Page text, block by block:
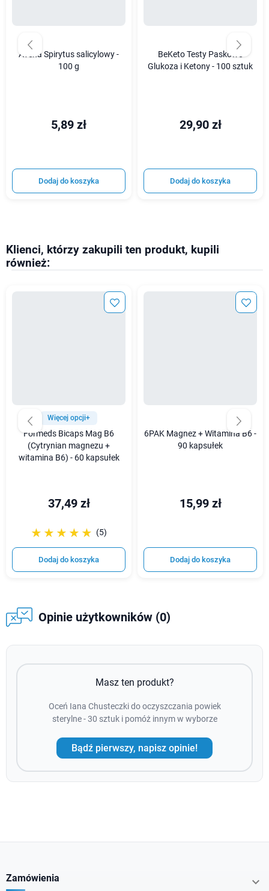
Avena Spirytus salicylowy -
100 g
5,89 zł
Dodaj do koszyka
BeKeto Testy Paskowe
Glukoza i Ketony - 100 sztuk
29,90 zł
Dodaj do koszyka
Klienci, którzy zakupili ten produkt, kupili
również:
Więcej opcji+
Formeds Bicaps Mag B6
(Cytrynian magnezu +
witamina B6) - 60 kapsułek
37,49 zł
☆☆☆☆☆
★★★★★ (5)
Dodaj do koszyka
6PAK Magnez + Witamina B6 -
90 kapsułek
15,99 zł
Dodaj do koszyka
Opinie użytkowników (0)
Masz ten produkt?
Oceń Iana Chusteczki do oczyszczania powiek
sterylne - 30 sztuk i pomóż innym w wyborze
Bądź pierwszy, napisz opinie!
Zamówienia 